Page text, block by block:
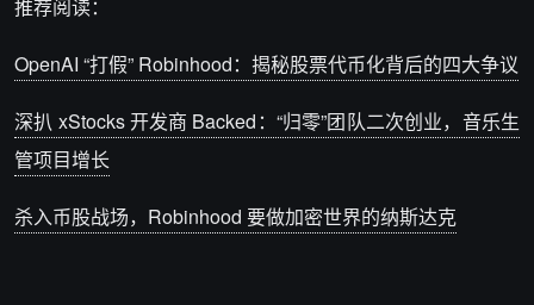
推荐阅读：
OpenAI “打假” Robinhood：揭秘股票代币化背后的四大争议
深扒 xStocks 开发商 Backed：“归零”团队二次创业，音乐生
管项目增长
杀入币股战场，Robinhood 要做加密世界的纳斯达克